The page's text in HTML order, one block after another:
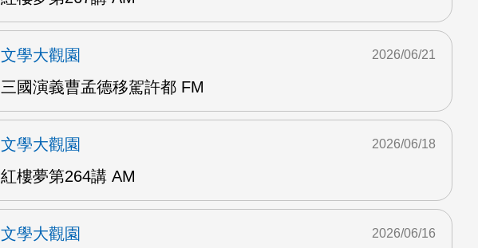
文學大觀園
三國演義曹孟德移駕許都 FM
2026/06/21
文學大觀園
紅樓夢第264講 AM
2026/06/18
文學大觀園 2026/06/16